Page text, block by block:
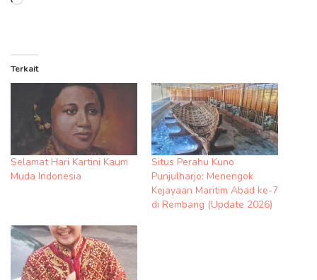
Terkait
Selamat Hari Kartini Kaum
Muda Indonesia
Situs Perahu Kuno
Punjulharjo: Menengok
Kejayaan Maritim Abad ke-7
di Rembang (Update 2026)